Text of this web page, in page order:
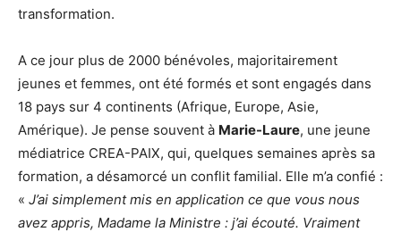
transformation.
A ce jour plus de 2000 bénévoles, majoritairement
jeunes et femmes, ont été formés et sont engagés dans
18 pays sur 4 continents (Afrique, Europe, Asie,
Amérique). Je pense souvent à Marie-Laure, une jeune
médiatrice CREA-PAIX, qui, quelques semaines après sa
formation, a désamorcé un conflit familial. Elle m’a confié :
« J’ai simplement mis en application ce que vous nous
avez appris, Madame la Ministre : j’ai écouté. Vraiment